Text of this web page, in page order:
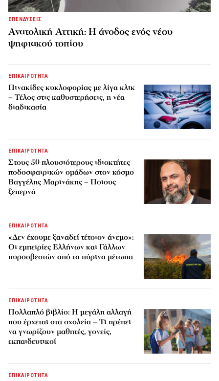
ΕΠΕΝΔΥΣΕΙΣ
Ανατολική Αττική: Η άνοδος ενός νέου
ψηφιακού τοπίου
ΕΠΙΚΑΙΡΟΤΗΤΑ
Πινακίδες κυκλοφορίας με λίγα κλικ
– Τέλος στις καθυστερήσεις, η νέα
διαδικασία
ΕΠΙΚΑΙΡΟΤΗΤΑ
Στους 50 πλουσιότερους ιδιοκτήτες
ποδοσφαιρικών ομάδων στον κόσμο
Βαγγέλης Μαρινάκης – Ποιους
ξεπερνά
ΕΠΙΚΑΙΡΟΤΗΤΑ
«Δεν έχουμε ξαναδεί τέτοιον άνεμο»:
Οι εμπειρίες Ελλήνων και Γάλλων
πυροσβεστών από τα πύρινα μέτωπα
ΕΠΙΚΑΙΡΟΤΗΤΑ
Πολλαπλό βιβλίο: Η μεγάλη αλλαγή
που έρχεται στα σχολεία – Τι πρέπει
να γνωρίζουν μαθητές, γονείς,
εκπαιδευτικοί
ΕΠΙΚΑΙΡΟΤΗΤΑ